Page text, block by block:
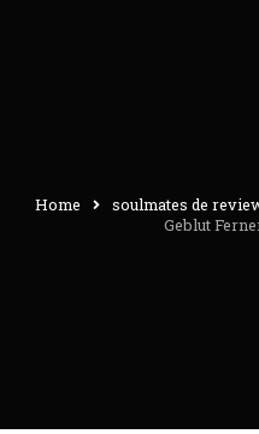
Home soulmates de
Geblut